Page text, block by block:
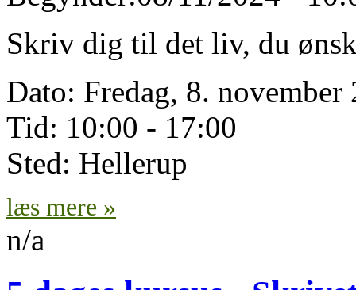
Skriv dig til det liv, du
Dato: Fredag, 8.
Tid: 10:00 - 17:00
Sted: Hellerup
læs mere »
n/a